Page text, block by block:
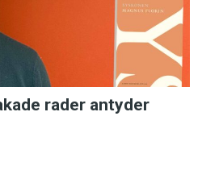
rader antyder